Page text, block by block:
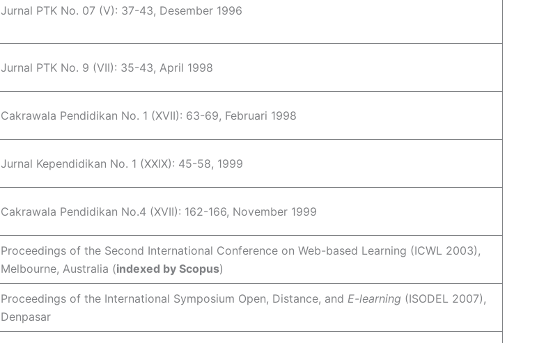
Jurnal PTK No. 07 (V): 37-43, Desember 1996
Jurnal PTK No. 9 (VII): 35-43, April 1998
Cakrawala Pendidikan No. 1 (XVII): 63-69, Februari 1998
Jurnal Kependidikan No. 1 (XXIX): 45-58, 1999
Cakrawala Pendidikan No.4 (XVII): 162-166, November 1999
Proceedings of the Second International Conference on Web-based Learning (ICWL 2003),
Melbourne, Australia (indexed by Scopus)
Proceedings of the International Symposium Open, Distance, and E-learning (ISODEL 2007),
Denpasar